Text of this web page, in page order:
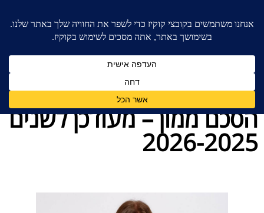
בלוג מאמרים - משרד עורכי דין לענייני משפחה
הסכם ממון – מעודכן לשנים 2026-2025
הסכם ממון – מעודכן לשנים
2026-2025